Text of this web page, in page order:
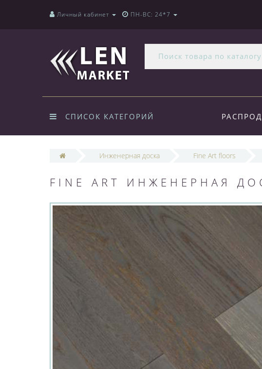
Личный кабинет ПН-ВС: 24*7
СПИСОК КАТЕГОРИЙ
Инженерная доска Fine Art floors
FINE ART ИНЖЕНЕРНАЯ